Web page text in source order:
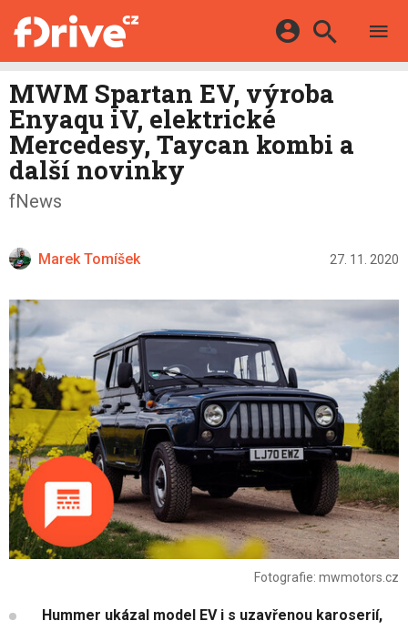
KATALOG
MAPA STANIC
VIDEA
DALŠÍ
HYBRIDY
E-MOTORSPORT
OSTATNÍ
SERIÁLY
Facebook Google
Twitter
MWM Spartan EV, výroba
Enyaqu iV, elektrické
Mercedesy, Taycan kombi a
další novinky
fNews
Marek Tomíšek 27. 11. 2020
Fotografie: mwmotors.cz
Hummer ukázal model EV i s uzavřenou karoserií,